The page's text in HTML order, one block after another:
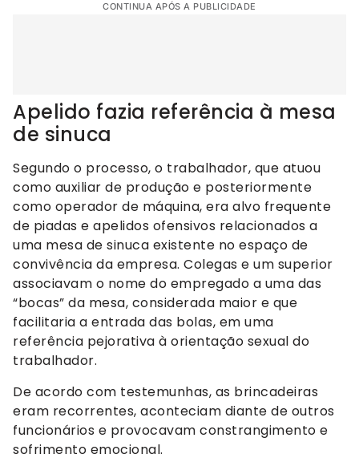
CONTINUA APÓS A PUBLICIDADE
Apelido fazia referência à mesa
de sinuca
Segundo o processo, o trabalhador, que atuou
como auxiliar de produção e posteriormente
como operador de máquina, era alvo frequente
de piadas e apelidos ofensivos relacionados a
uma mesa de sinuca existente no espaço de
convivência da empresa. Colegas e um superior
associavam o nome do empregado a uma das
“bocas” da mesa, considerada maior e que
facilitaria a entrada das bolas, em uma
referência pejorativa à orientação sexual do
trabalhador.
De acordo com testemunhas, as brincadeiras
eram recorrentes, aconteciam diante de outros
funcionários e provocavam constrangimento e
sofrimento emocional.